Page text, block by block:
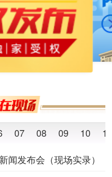
07 08 09 10 11
闻发布会（现场实录）